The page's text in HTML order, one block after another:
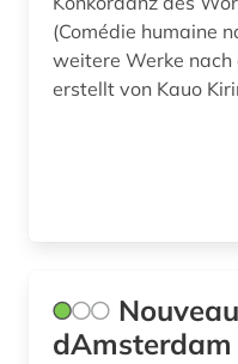
philosophie (1)
portugiesisch (2)
(Comédie humaine
weitere Werke nach
erstellt von Kauo
dAmsterdam